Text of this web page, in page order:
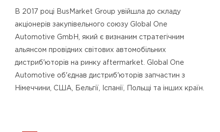
В 2017 році BusMarket Group увійшла до складу
акціонерів закупівельного союзу Global One
Automotive GmbH, який є визнаним стратегічним
альянсом провідних світових автомобільних
дистриб'юторів на ринку aftermarket. Global One
Automotive об'єднав дистриб'юторів запчастин з
Німеччини, США, Бельгії, Іспанії, Польщі та інших країн.